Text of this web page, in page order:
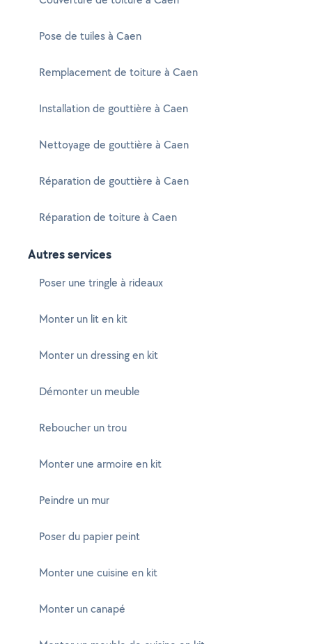
Pose de tuiles à Caen
Remplacement de toiture à Caen
Installation de gouttière à Caen
Nettoyage de gouttière à Caen
Réparation de gouttière à Caen
Réparation de toiture à Caen
Autres services
Poser une tringle à rideaux
Monter un lit en kit
Monter un dressing en kit
Démonter un meuble
Reboucher un trou
Monter une armoire en kit
Peindre un mur
Poser du papier peint
Monter une cuisine en kit
Monter un canapé